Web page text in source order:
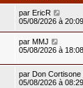
par EricR
05/08/2026 à 20:09
par MMJ
05/08/2026 à 18:08
par Don Cortisone
05/08/2026 à 08:29